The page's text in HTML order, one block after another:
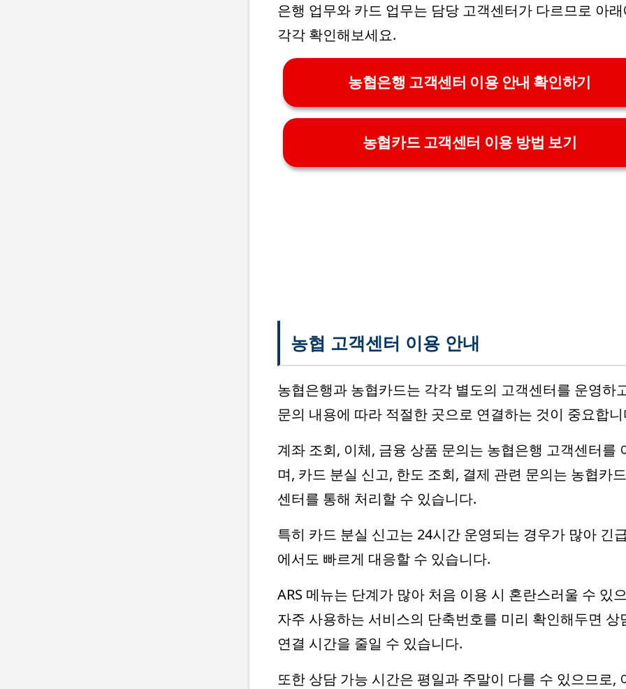
은행 업무와 카드 업무는 담당 고객센터가 다르므로 아
각각 확인해보세요.
농협은행 고객센터 이용 안내 확인하기
농협카드 고객센터 이용 방법 보기
농협 고객센터 이용 안내
농협은행과 농협카드는 각각 별도의 고객센터를 운영하
문의 내용에 따라 적절한 곳으로 연결하는 것이 중요합
계좌 조회, 이체, 금융 상품 문의는 농협은행 고객센터를
며, 카드 분실 신고, 한도 조회, 결제 관련 문의는 농협카
센터를 통해 처리할 수 있습니다.
특히 카드 분실 신고는 24시간 운영되는 경우가 많아 긴
에서도 빠르게 대응할 수 있습니다.
ARS 메뉴는 단계가 많아 처음 이용 시 혼란스러울 수 있
자주 사용하는 서비스의 단축번호를 미리 확인해두면 상
연결 시간을 줄일 수 있습니다.
또한 상담 가능 시간은 평일과 주말이 다를 수 있으므로,